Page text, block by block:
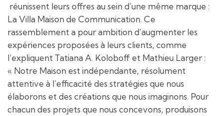
réunissent leurs offres au sein d’une même marque :
La Villa Maison de Communication. Ce
rassemblement a pour ambition d’augmenter les
expériences proposées à leurs clients, comme
l’expliquent Tatiana A. Koloboff et Mathieu Larger :
« Notre Maison est indépendante, résolument
attentive à l’efficacité des stratégies que nous
élaborons et des créations que nous imaginons. Pour
chacun des projets que nous concevons, produisons